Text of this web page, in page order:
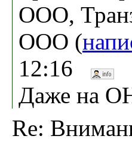
ООО,
ООО (
12:16
Даже на
Re: